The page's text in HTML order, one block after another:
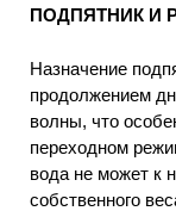
ПОДПЯТНИК И
Назначение
продолжением
волны, что
переходном
вода не может к
собственного